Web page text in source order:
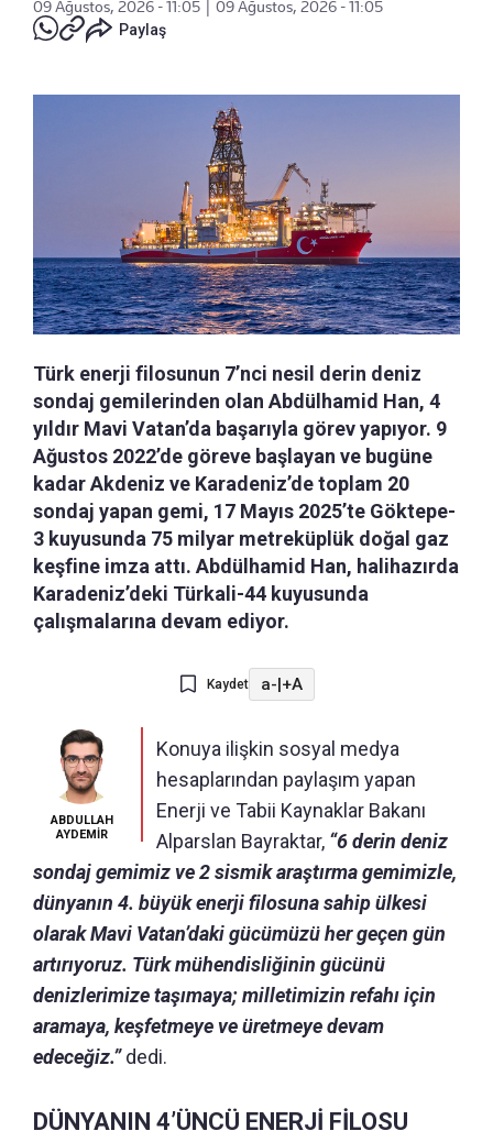
09 Ağustos, 2026 - 11:05
09 Ağustos, 2026 - 11:05
Paylaş
Türk enerji filosunun 7’nci nesil derin deniz
sondaj gemilerinden olan Abdülhamid Han, 4
yıldır Mavi Vatan’da başarıyla görev yapıyor. 9
Ağustos 2022’de göreve başlayan ve bugüne
kadar Akdeniz ve Karadeniz’de toplam 20
sondaj yapan gemi, 17 Mayıs 2025’te Göktepe-
3 kuyusunda 75 milyar metreküplük doğal gaz
keşfine imza attı. Abdülhamid Han, halihazırda
Karadeniz’deki Türkali-44 kuyusunda
çalışmalarına devam ediyor.
Kaydet a-|+A
ABDULLAH
AYDEMİR
Konuya ilişkin sosyal medya
hesaplarından paylaşım yapan
Enerji ve Tabii Kaynaklar Bakanı
Alparslan Bayraktar, “6 derin deniz
sondaj gemimiz ve 2 sismik araştırma gemimizle,
dünyanın 4. büyük enerji filosuna sahip ülkesi
olarak Mavi Vatan’daki gücümüzü her geçen gün
artırıyoruz. Türk mühendisliğinin gücünü
denizlerimize taşımaya; milletimizin refahı için
aramaya, keşfetmeye ve üretmeye devam
edeceğiz.”dedi.
DÜNYANIN 4’ÜNCÜ ENERJİ FİLOSU